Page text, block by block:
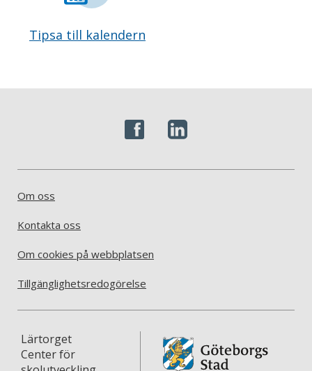
Tipsa till kalendern
Om oss
Kontakta oss
Om cookies på webbplatsen
Tillgänglighetsredogörelse
Lärtorget
Center för